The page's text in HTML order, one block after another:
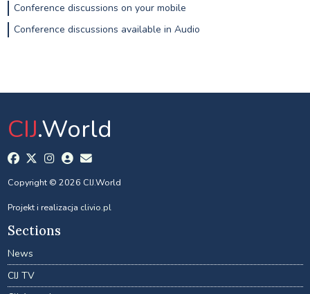
Conference discussions on your mobile
Conference discussions available in Audio
CIJ.World
Copyright © 2026 CIJ.World
Projekt i realizacja clivio.pl
Sections
News
CIJ TV